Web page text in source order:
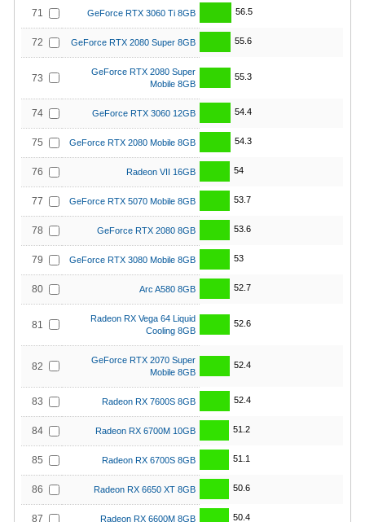
71 GeForce RTX 3060 Ti 8GB 56.5
72 GeForce RTX 2080 Super 8GB 55.6
73
GeForce RTX 2080 Super
Mobile 8GB
55.3
74 GeForce RTX 3060 12GB 54.4
75 GeForce RTX 2080 Mobile 8GB 54.3
76 Radeon VII 16GB 54
77 GeForce RTX 5070 Mobile 8GB 53.7
78 GeForce RTX 2080 8GB 53.6
79 GeForce RTX 3080 Mobile 8GB 53
80 Arc A580 8GB 52.7
81
Radeon RX Vega 64 Liquid
Cooling 8GB
52.6
82
GeForce RTX 2070 Super
Mobile 8GB
52.4
83 Radeon RX 7600S 8GB 52.4
84 Radeon RX 6700M 10GB 51.2
85 Radeon RX 6700S 8GB 51.1
86 Radeon RX 6650 XT 8GB 50.6
87 Radeon RX 6600M 8GB 50.4